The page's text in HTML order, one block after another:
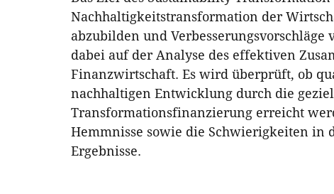
Nachhaltigkeitstransformation der
abzubilden und
dabei auf der Analyse des effektiven
Finanzwirtschaft. Es wird überprüft, ob
nachhaltigen Entwicklung durch die
Transformationsfinanzierung erreicht
Hemmnisse sowie die Schwierigkeiten in
Ergebnisse.